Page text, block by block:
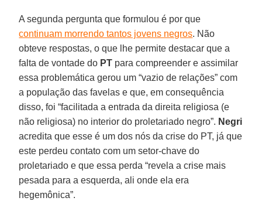
A segunda pergunta que formulou é por que
continuam morrendo tantos jovens negros. Não
obteve respostas, o que lhe permite destacar que a
falta de vontade do PT para compreender e assimilar
essa problemática gerou um “vazio de relações” com
a população das favelas e que, em consequência
disso, foi “facilitada a entrada da direita religiosa (e
não religiosa) no interior do proletariado negro”. Negri
acredita que esse é um dos nós da crise do PT, já que
este perdeu contato com um setor-chave do
proletariado e que essa perda “revela a crise mais
pesada para a esquerda, ali onde ela era
hegemônica”.